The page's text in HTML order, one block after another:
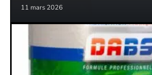
11 mars 2026